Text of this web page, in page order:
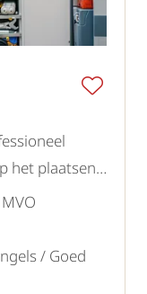
het plaatsen
zoeken
/ Goed